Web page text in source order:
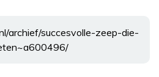
archief/succesvolle-zeep-die-